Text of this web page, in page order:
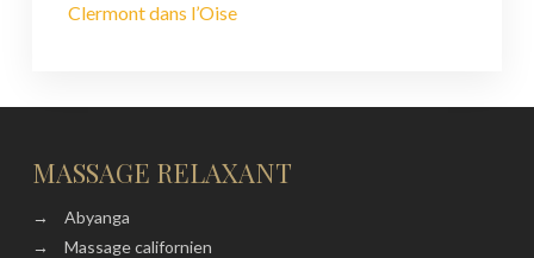
Clermont dans l’Oise
MASSAGE RELAXANT
→
Abyanga
→
Massage californien